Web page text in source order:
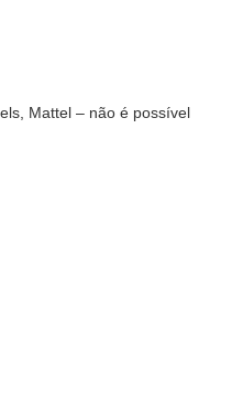
Mattel – não é possível